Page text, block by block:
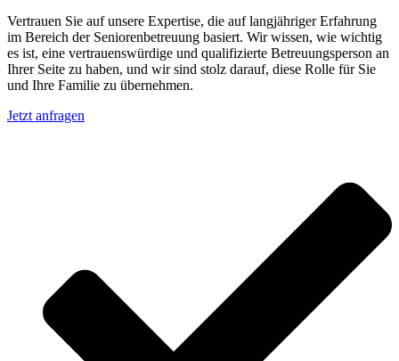
Vertrauen Sie auf unsere Expertise, die auf langjähriger Erfahrung
im Bereich der Seniorenbetreuung basiert. Wir wissen, wie wichtig
es ist, eine vertrauenswürdige und qualifizierte Betreuungsperson an
Ihrer Seite zu haben, und wir sind stolz darauf, diese Rolle für Sie
und Ihre Familie zu übernehmen.
Jetzt anfragen